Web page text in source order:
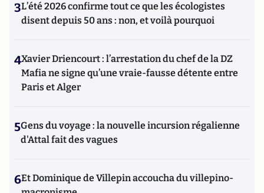
3L’été 2026 confirme tout ce que les écologistes
disent depuis 50 ans : non, et voilà pourquoi
4Xavier Driencourt : l’arrestation du chef de la DZ
Mafia ne signe qu’une vraie-fausse détente entre
Paris et Alger
5Gens du voyage : la nouvelle incursion régalienne
d'Attal fait des vagues
6Et Dominique de Villepin accoucha du villepino-